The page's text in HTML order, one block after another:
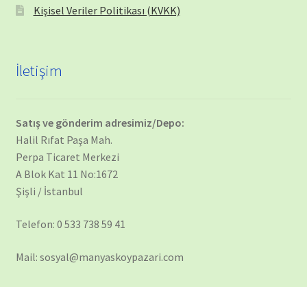
Kişisel Veriler Politikası (KVKK)
İletişim
Satış ve gönderim adresimiz/Depo:
Halil Rıfat Paşa Mah.
Perpa Ticaret Merkezi
A Blok Kat 11 No:1672
Şişli / İstanbul
Telefon: 0 533 738 59 41
Mail: sosyal@manyaskoypazari.com